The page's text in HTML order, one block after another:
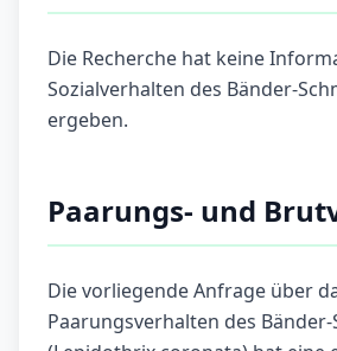
Die Recherche hat keine
Sozialverhalten des Bänder-
ergeben.
Paarungs- und
Die vorliegende Anfrage über
Paarungsverhalten des